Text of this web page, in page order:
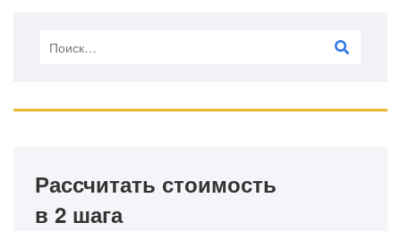
Рассчитать стоимость
в 2 шага